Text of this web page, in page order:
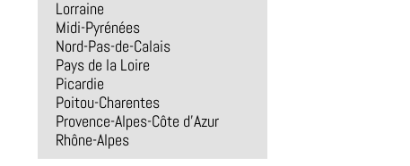
Lorraine
Midi-Pyrénées
Nord-Pas-de-Calais
Pays de la Loire
Picardie
Poitou-Charentes
Provence-Alpes-Côte d'Azur
Rhône-Alpes